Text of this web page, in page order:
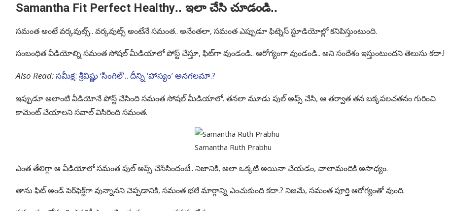
Samantha Fit Perfect Healthy.. ఇలా చేసి చూడండి..
సమంత అంటే వర్కవుట్స్.. వర్కవుట్స్ అంటేనే సమంత.. అనేంతలా, సమంత ఎప్పుడూ ఫిట్నెస్ స్టూడియోల్లో కనిపిస్తుంటుంది.
సంబంధిత వీడియోల్ని సమంత సోషల్ మీడియాలో పోస్ట్ చేస్తూ, ఫిట్‌గా వుండండి.. ఆరోగ్యంగా వుండండి.. అని సందేశం ఇస్తుంటుందని తెలుసు కదా.!
Also Read:సమీక్ష: శ్రీవిష్ణు ‘సింగిల్’.. దీన్ని ‘హాస్యం’ అనగలమా.?
ఇప్పుడూ అలాంటి వీడియోనే పోస్ట్ చేసింది సమంత సోషల్ మీడియాలో. తనలా మూడు పుల్ అప్స్ చేసి, ఆ తర్వాత తన బక్కపలచతనం గురించి
కామెంట్ చేయాలని సవాల్ విసిరింది సమంత.
Samantha Ruth Prabhu
ఎంత తేలిగ్గా ఆ వీడియోలో సమంత పుల్ అప్స్ చేసేసిందంటే.. నిజానికి, అలా ఒక్కటి అయినా చేయడం, చాలామందికి అసాధ్యం.
తాను ఫిట్ అండ్ పెర్‌ఫెక్ట్‌గా వున్నానని చెప్పడానికి, సమంత భలే మార్గాన్ని ఎంచుకుంది కదా.? నిజమే, సమంత పూర్తి ఆరోగ్యంతో వుంది.